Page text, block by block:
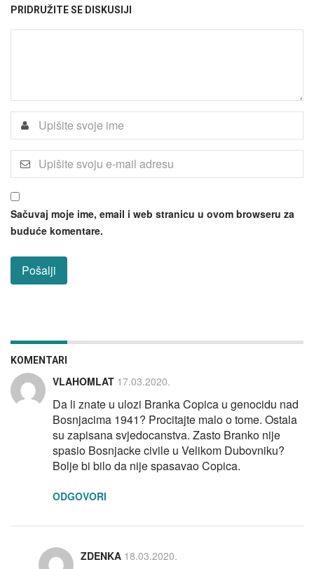
PRIDRUŽITE SE DISKUSIJI
Sačuvaj moje ime, email i web stranicu u ovom browseru za
buduće komentare.
KOMENTARI
VLAHOMLAT 17.03.2020.
Da li znate u ulozi Branka Copica u genocidu nad
Bosnjacima 1941? Procitajte malo o tome. Ostala
su zapisana svjedocanstva. Zasto Branko nije
spasio Bosnjacke civile u Velikom Dubovniku?
Bolje bi bilo da nije spasavao Copica.
ODGOVORI
ZDENKA 18.03.2020.